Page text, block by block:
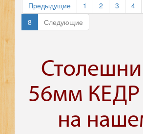
Предыдущие 1 2 3 4
8
Следующие
56мм
на